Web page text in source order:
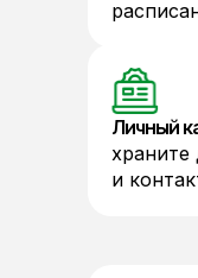
Личный
храните
и